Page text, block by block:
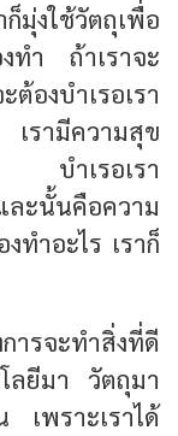
ก็มุ่งใช้วัตถุเพื่อ
ทำ ถ้าเราจะ
องบำเรอเรา
รามีความสุข
า บำเรอเรา
ละนั้นคือความ
ทำอะไร เราก็
ารจะทำสิ่งที่ดี
ลยีมา วัตถุมา
เพราะเราได้